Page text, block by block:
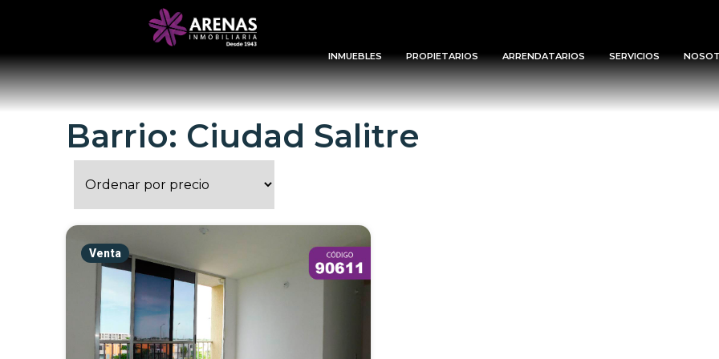
INMUEBLES PROPIETARIOS ARRENDATARIOS SERVICIOS
Barrio: Ciudad Salitre
Venta